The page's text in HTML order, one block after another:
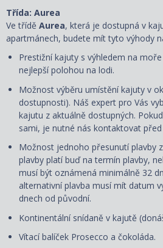
Třída: Aurea
Ve třídě Aurea, která je dostupná v
apartmánech, budete mít tyto výhody
Prestižní kajuty s výhledem na
nejlepší polohou na lodi.
Možnost výběru umístění kajuty v
dostupnosti). Náš expert pro Vás
kajutu z aktuálně dostupných.
sami, je nutné nás kontaktovat
Možnost jednoho přesunutí plavby
plavby platí buď na termín plavby,
musí být oznámená minimálně 32
alternativní plavba musí mít datum
dnech od původní.
Kontinentální snídaně v kajutě
Vítací balíček Prosecco a čokoláda.